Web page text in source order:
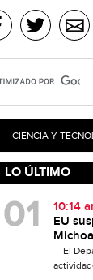
CIENCIA Y
LO ÚLTIMO
10:14
EU
El